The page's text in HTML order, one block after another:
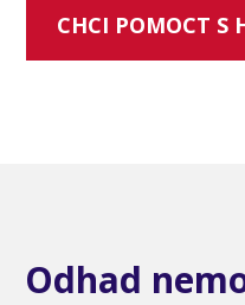
CHCI POMOCT S
Odhad